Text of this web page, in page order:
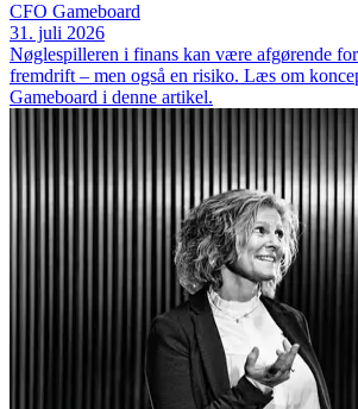
CFO Gameboard
31. juli 2026
Nøglespilleren i finans kan være afgørende
fremdrift – men også en risiko. Læs om
Gameboard i denne artikel.